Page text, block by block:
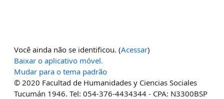
Você ainda não se identificou. (Acessar)
Baixar o aplicativo móvel.
Mudar para o tema padrão
© 2020 Facultad de Humanidades y Ciencias Sociales
Tucumán 1946. Tel: 054-376-4434344 - CPA: N3300BSP